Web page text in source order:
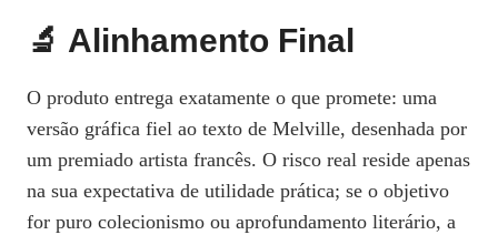
🔬 Alinhamento Final
O produto entrega exatamente o que promete: uma
versão gráfica fiel ao texto de Melville, desenhada por
um premiado artista francês. O risco real reside apenas
na sua expectativa de utilidade prática; se o objetivo
for puro colecionismo ou aprofundamento literário, a